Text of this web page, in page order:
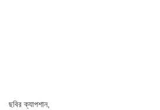
ছবির ক্যাপশান,